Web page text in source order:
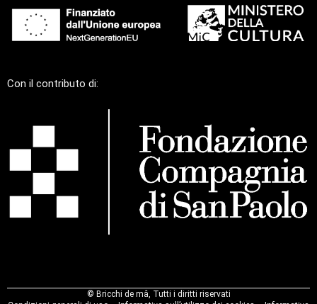
Con il contributo di:
© Bricchi de mâ, Tutti i diritti riservati